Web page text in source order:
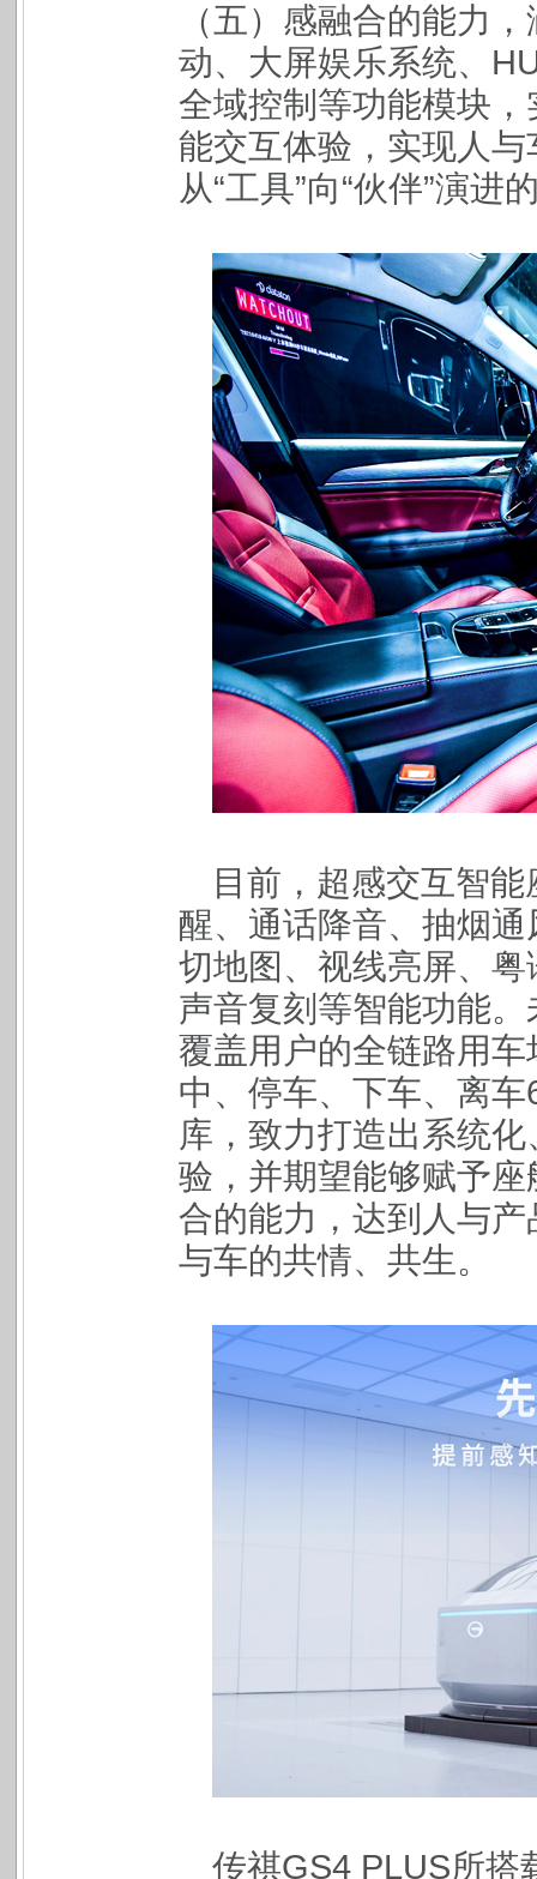
（五）感融合的能力
动、大屏娱乐系统、
全域控制等功能模块
能交互体验，实现人
从“工具”向“伙伴”演进
目前，超感交互智
醒、通话降音、抽烟
切地图、视线亮屏、
声音复刻等智能功能
覆盖用户的全链路用
中、停车、下车、离
库，致力打造出系统
验，并期望能够赋予
合的能力，达到人与
与车的共情、共生。
传祺GS4 PLUS所搭